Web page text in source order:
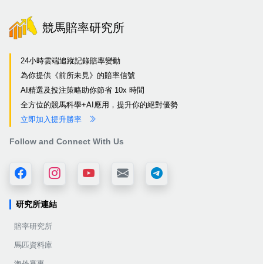
競馬賠率研究所
24小時雲端追蹤記錄賠率變動
為你提供《前所未見》的賠率信號
AI精選及投注策略助你節省 10x 時間
全方位的競馬科學+AI應用，提升你的絕對優勢
立即加入提升勝率
Follow and Connect With Us
研究所連結
賠率研究所
馬匹資料庫